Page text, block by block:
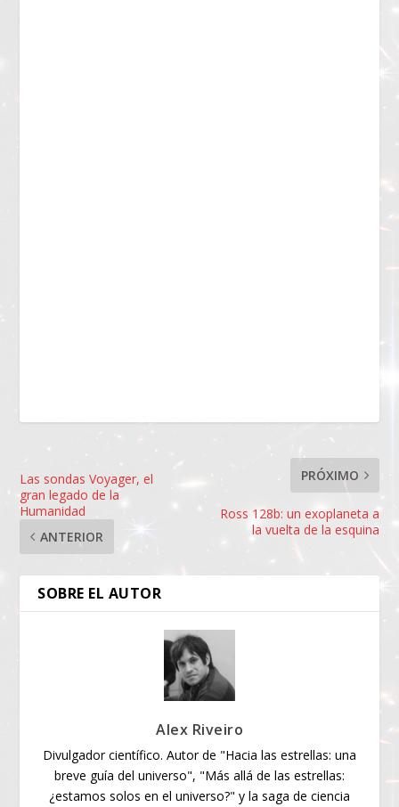
Las sondas Voyager, el
gran legado de la
Humanidad
ANTERIOR
PRÓXIMO
Ross 128b: un exoplaneta a
la vuelta de la esquina
SOBRE EL AUTOR
Alex Riveiro
Divulgador científico. Autor de "Hacia las estrellas: una
breve guía del universo", "Más allá de las estrellas:
¿estamos solos en el universo?" y la saga de ciencia